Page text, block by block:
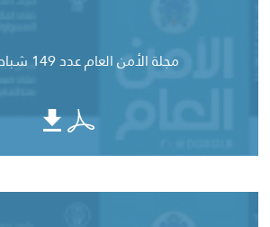
مجلة الأمن العام عدد 149 شباط 2026